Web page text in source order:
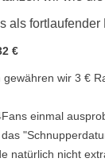
als fortlaufender
€
wir 3 €
einmal
natürlich nicht